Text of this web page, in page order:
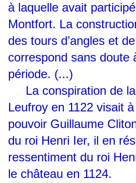
à laquelle avait
Montfort. La
des tours d’angles et
correspond sans doute
période. (...)
La conspiration de la
Leufroy en 1122 visait
pouvoir Guillaume
du roi Henri Ier, il en
ressentiment du roi
le château en 1124.